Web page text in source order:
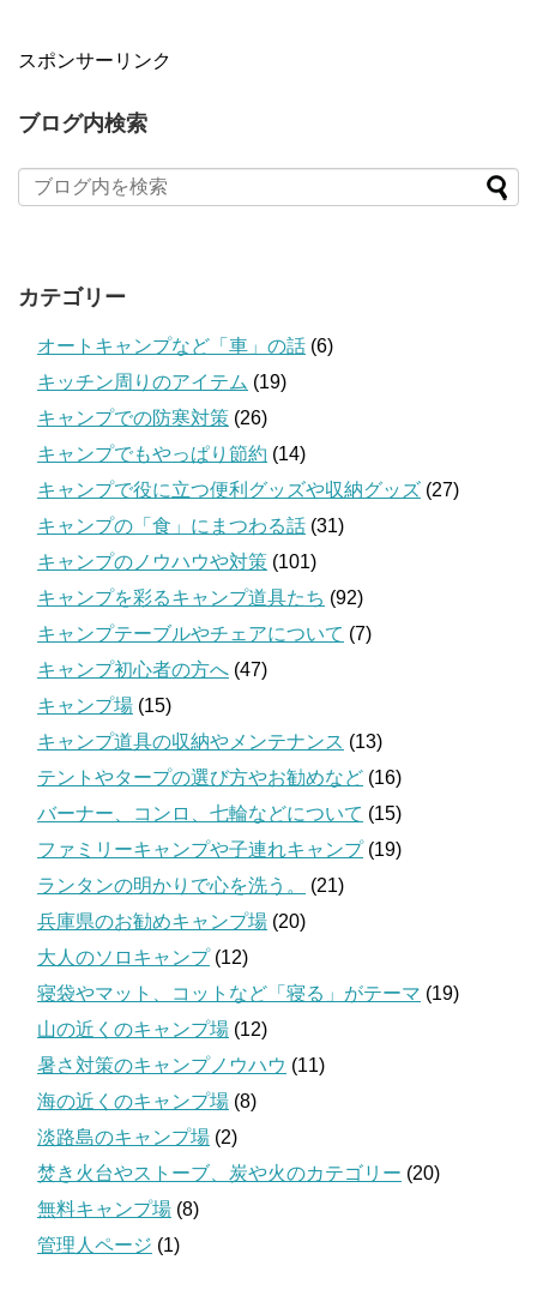
スポンサーリンク
ブログ内検索
カテゴリー
オートキャンプなど「車」の話 (6)
キッチン周りのアイテム (19)
キャンプでの防寒対策 (26)
キャンプでもやっぱり節約 (14)
キャンプで役に立つ便利グッズや収納グッズ (27)
キャンプの「食」にまつわる話 (31)
キャンプのノウハウや対策 (101)
キャンプを彩るキャンプ道具たち (92)
キャンプテーブルやチェアについて (7)
キャンプ初心者の方へ (47)
キャンプ場 (15)
キャンプ道具の収納やメンテナンス (13)
テントやタープの選び方やお勧めなど (16)
バーナー、コンロ、七輪などについて (15)
ファミリーキャンプや子連れキャンプ(19)
ランタンの明かりで心を洗う。
(21)
兵庫県のお勧めキャンプ場 (20)
大人のソロキャンプ(12)
寝袋やマット、コットなど「寝る」がテーマ (19)
山の近くのキャンプ場 (12)
暑さ対策のキャンプノウハウ (11)
海の近くのキャンプ場 (8)
淡路島のキャンプ場 (2)
焚き火台やストーブ、炭や火のカテゴリー (20)
無料キャンプ場 (8)
管理人ページ (1)